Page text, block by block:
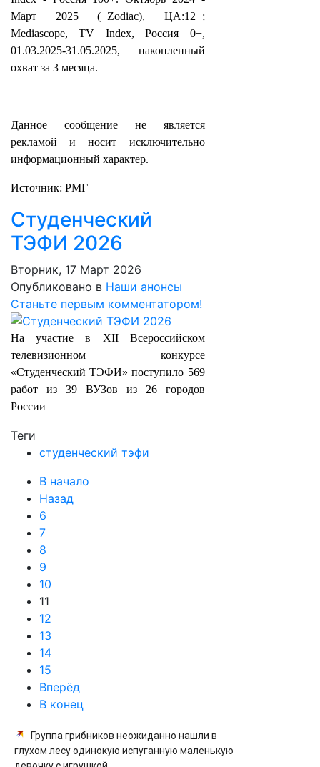
Март 2025 (+Zodiac), ЦА:12+;
Mediascope, TV Index, Россия 0+,
01.03.2025-31.05.2025, накопленный
охват за 3 месяца.
Данное сообщение не является
рекламой и носит исключительно
информационный характер.
Источник: РМГ
Студенческий
ТЭФИ 2026
Вторник, 17 Март 2026
Опубликовано в Наши анонсы
Станьте первым комментатором!
На участие в XII Всероссийском
телевизионном конкурсе
«Студенческий ТЭФИ» поступило 569
работ из 39 ВУЗов из 26 городов
России
Теги
студенческий тэфи
В начало
Назад
6
7
8
9
10
11
12
13
14
15
Вперёд
В конец
Группа грибников неожиданно нашли в
глухом лесу одинокую испуганную маленькую